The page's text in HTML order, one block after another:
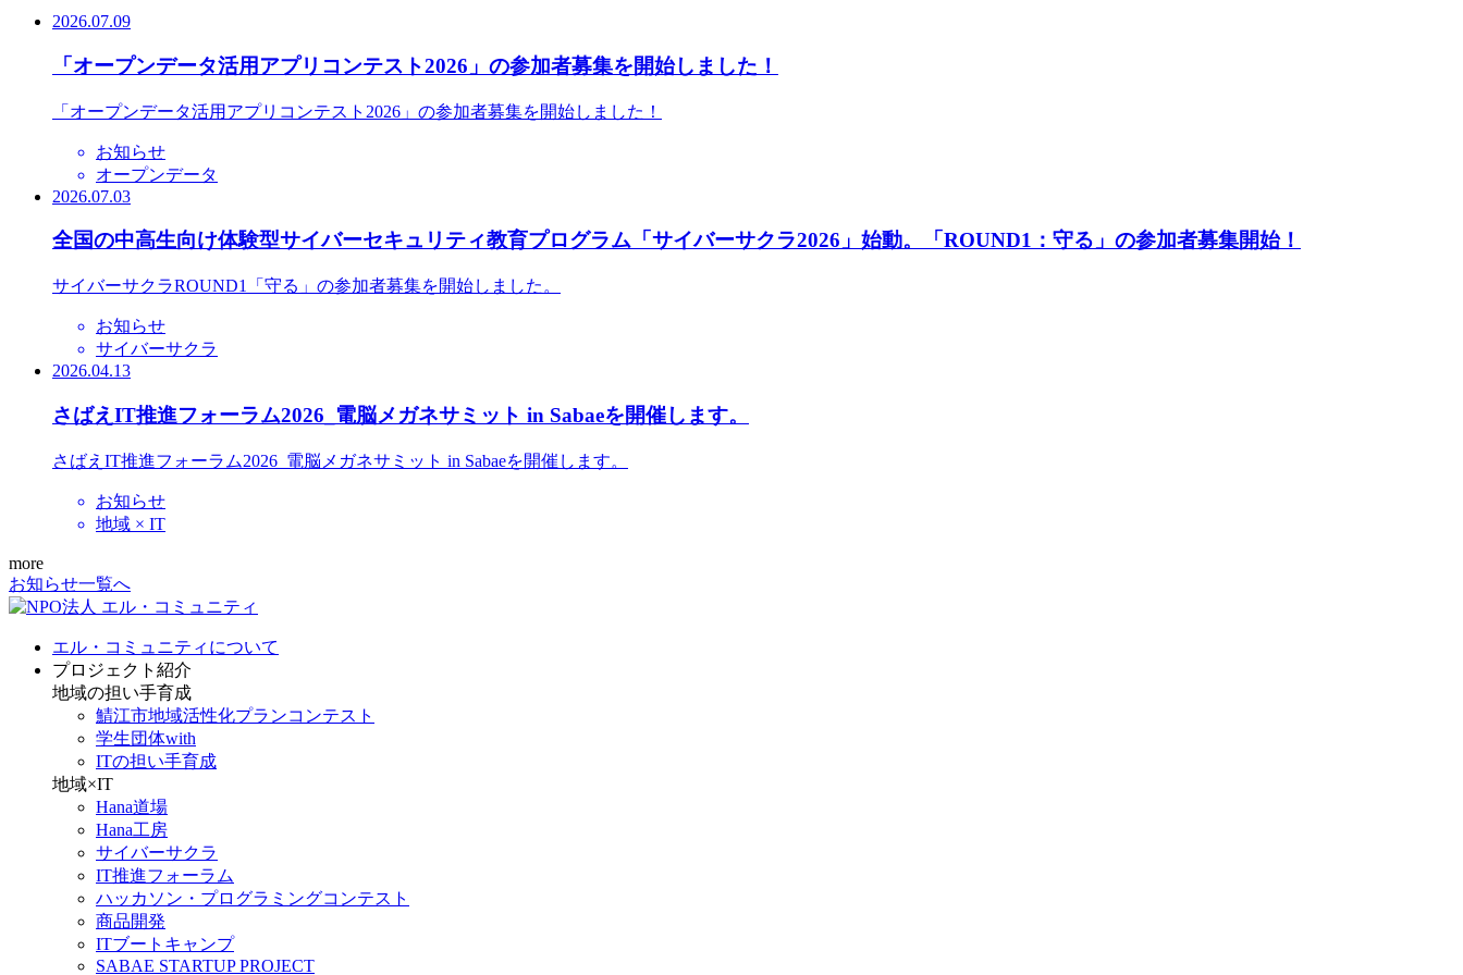
2026.07.09
「オープンデータ活用アプリコンテスト2026」の参加者募集を開始しました！
「オープンデータ活用アプリコンテスト2026」の参加者募集を開始しました！
お知らせ
オープンデータ
2026.07.03
全国の中高生向け体験型サイバーセキュリティ教育プログラム「サイバーサクラ2026」始動。「ROUND1：守る」の参加者募集開始！
サイバーサクラROUND1「守る」の参加者募集を開始しました。
お知らせ
サイバーサクラ
2026.04.13
さばえIT推進フォーラム2026_電脳メガネサミット in Sabaeを開催します。
さばえIT推進フォーラム2026_電脳メガネサミット in Sabaeを開催します。
お知らせ
地域 × IT
more
お知らせ一覧へ
エル・コミュニティについて
プロジェクト紹介
地域の担い手育成
鯖江市地域活性化プランコンテスト
学生団体with
ITの担い手育成
地域×IT
Hana道場
Hana工房
サイバーサクラ
IT推進フォーラム
ハッカソン・プログラミングコンテスト
商品開発
ITブートキャンプ
SABAE STARTUP PROJECT